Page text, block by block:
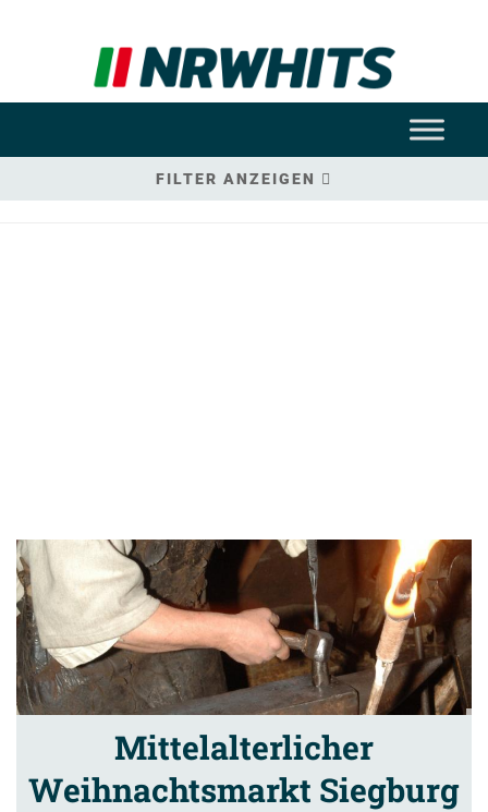
FILTER ANZEIGEN
Mittelalterlicher
Weihnachtsmarkt Siegburg